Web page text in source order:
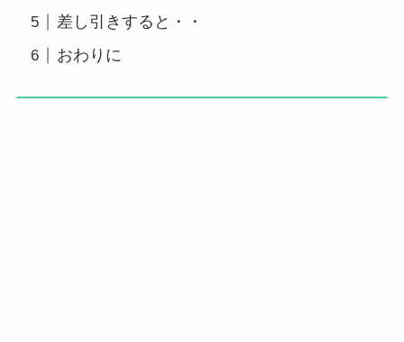
差し引きすると・・
おわりに